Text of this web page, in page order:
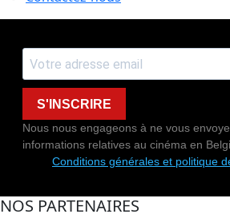
S'INSCRIRE
Nous nous engageons à ne vous
informations relatives au cinéma en
Conditions générales et politique
NOS PARTENAIRES